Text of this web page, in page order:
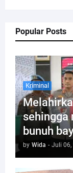
Popular Posts
Kriminal
sehingga
bunuh
by Wida - Juli 06,